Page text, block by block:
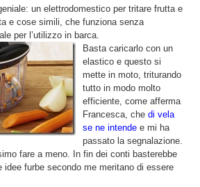
un elettrodomestico per tritare frutta e
e cose simili, che funziona senza
per l’utilizzo in barca.
Basta caricarlo con un
elastico e questo si
mette in moto, triturando
tutto in modo molto
efficiente, come afferma
Francesca, che di vela
se ne intende e mi ha
passato la segnalazione.
fare a meno. In fin dei conti basterebbe
idee furbe secondo me meritano di essere